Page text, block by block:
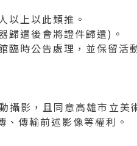
以上以此類推。
歸還後會將證件歸還)。
時公告處理，並保留活
影，且同意高雄市立美
傳輸前述影像等權利。